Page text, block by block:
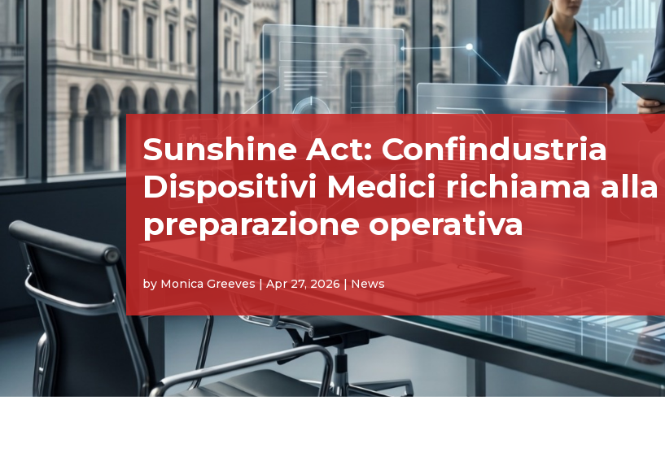
Sunshine Act: Confindustria
Dispositivi Medici richiama alla
preparazione operativa
by Monica Greeves Apr 27, 2026 News